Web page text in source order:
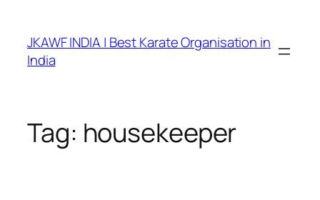
content
JKAWF INDIA | Best Karate Organisation in
India
Tag: housekeeper